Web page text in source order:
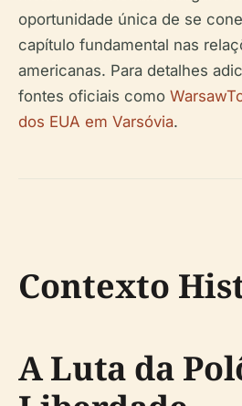
oportunidade única de se
capítulo fundamental nas
americanas. Para detalhes
fontes oficiais como
dos EUA em Varsóvia.
Contexto
A Luta da